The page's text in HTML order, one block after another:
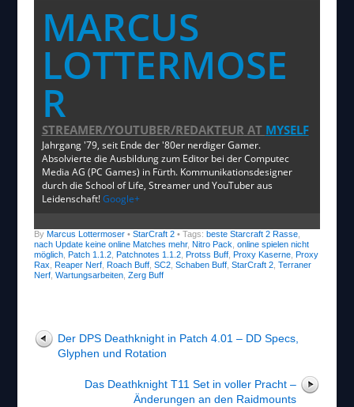
MARCUS
LOTTERMOSE
R
STREAMER/YOUTUBER/REDAKTEURAT MYSELF
Jahrgang '79, seit Ende der '80er nerdiger Gamer.
Absolvierte die Ausbildung zum Editor bei der Computec
Media AG (PC Games) in Fürth. Kommunikationsdesigner
durch die School of Life, Streamer und YouTuber aus
Leidenschaft!Google+
By Marcus Lottermoser• StarCraft 2 • Tags: beste Starcraft 2 Rasse,
nach Update keine online Matches mehr, Nitro Pack online spielen nicht
möglich, Patch 1.1.2, Patchnotes 1.1.2, Protss Buff, Proxy Kaserne, Proxy
Rax Reaper Nerf, Roach Buff, SC2, Schaben Buff, StarCraft 2, Terraner
Nerf, Wartungsarbeiten, Zerg Buff
Der DPS Deathknight in Patch 4.01 – DD Specs,
Glyphen und Rotation
Das Deathknight T11 Set in voller Pracht –
Änderungen an den Raidmounts